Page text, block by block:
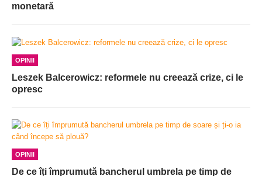
monetară
OPINII
Leszek Balcerowicz: reformele nu creează crize, ci le
opresc
OPINII
De ce îți împrumută bancherul umbrela pe timp de